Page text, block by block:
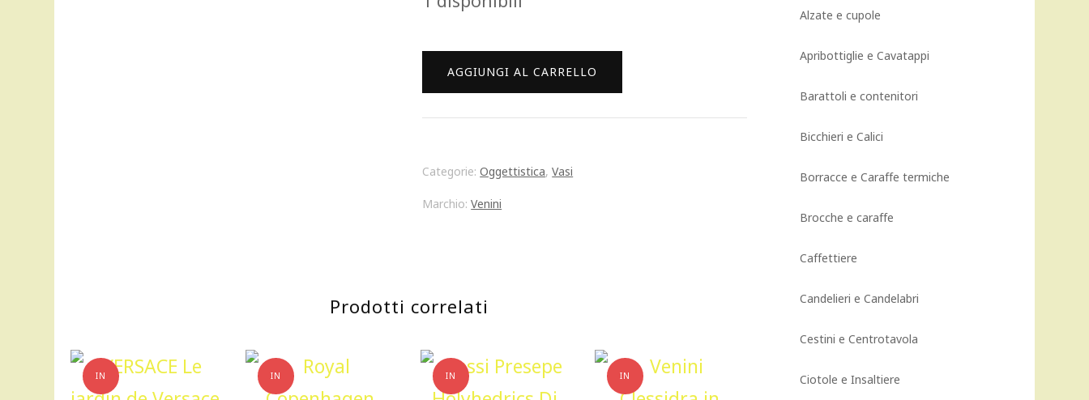
era:
990,00 €.
è:
891,00 €.
Venini
Re
vaso
vetro
in
italy
Lattimo
AGGIUNGI AL CARRELLO
Categorie:Oggettistica,Vasi
Marchio:Venini
Prodotti correlati
IN IN IN IN
Alzate e cupole
Apribottiglie e Cavatappi
Barattoli e contenitori
Bicchieri e Calici
Borracce e Caraffe termiche
Brocche e caraffe
Caffettiere
Candelieri e Candelabri
Cestini e Centrotavola
Ciotole e Insaltiere